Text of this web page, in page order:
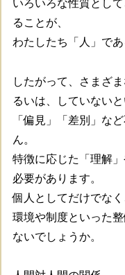
いろいろな性質とし
ることが、
わたしたち「人」で
したがって、さまざ
るいは、していないと
「偏見」「差別」な
ん。
特徴に応じた「理解
必要があります。
個人としてだけでな
環境や制度といった
ないでしょうか。